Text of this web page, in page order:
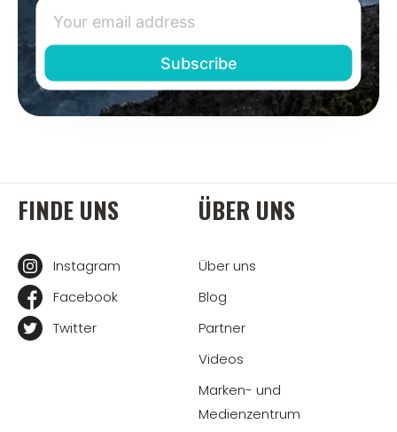
FINDE UNS
Instagram
Facebook
Twitter
ÜBER UNS
Über uns
Blog
Partner
Videos
Marken- und
Medienzentrum